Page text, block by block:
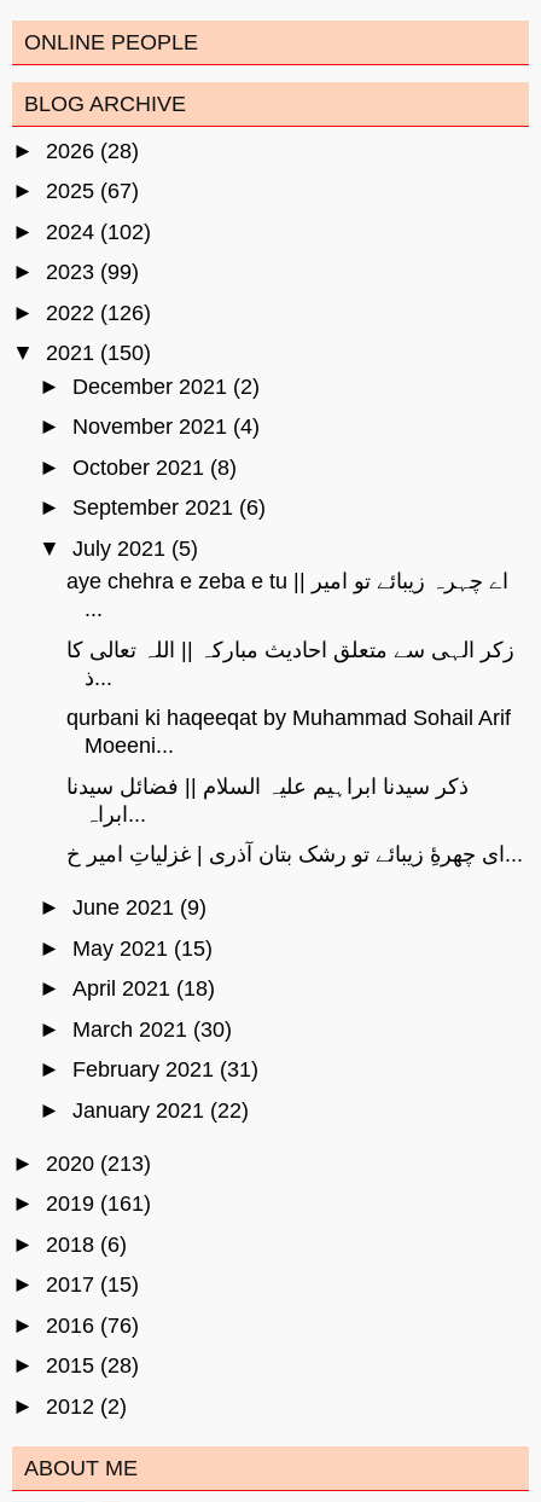
ONLINE PEOPLE
BLOG ARCHIVE
► 2026 (28)
► 2025 (67)
► 2024 (102)
► 2023 (99)
► 2022 (126)
▼
2021 (150)
► December 2021 (2)
► November 2021 (4)
► October 2021 (8)
► September 2021 (6)
▼
July 2021 (5)
aye chehra e zeba e tu || اے چہرہ زیبائے تو امیر
...
زکر الہی سے متعلق احادیث مبارکہ || اللہ تعالی کا
ذ...
qurbani ki haqeeqat by Muhammad Sohail Arif
Moeeni...
ذکر سیدنا ابراہیم علیہ السلام || فضائل سیدنا
ابراہ...
ای چهرهِٔ زیبائے تو رشک بتان آذری | غزلیاتِ امیر خ...
► June 2021 (9)
► May 2021 (15)
► April 2021 (18)
► March 2021 (30)
► February 2021 (31)
► January 2021 (22)
► 2020 (213)
► 2019 (161)
► 2018 (6)
► 2017 (15)
► 2016 (76)
► 2015 (28)
► 2012 (2)
ABOUT ME